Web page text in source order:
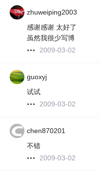
zhuweiping2003
感谢感谢 太好了
虽然我很少写博
2009-03-02
guoxyj
试试
2009-03-02
chen870201
不错
2009-03-02